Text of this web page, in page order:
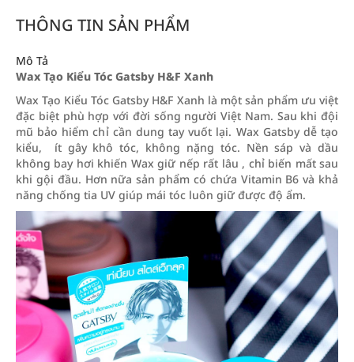
THÔNG TIN SẢN PHẨM
Mô Tả
Wax Tạo Kiểu Tóc Gatsby H&F Xanh
Wax Tạo Kiểu Tóc Gatsby H&F Xanh là một sản phẩm ưu việt
đặc biệt phù hợp với đời sống người Việt Nam. Sau khi đội
mũ bảo hiểm chỉ cần dung tay vuốt lại. Wax Gatsby dễ tạo
kiểu, ít gây khô tóc, không nặng tóc. Nền sáp và dầu
không bay hơi khiến Wax giữ nếp rất lâu , chỉ biến mất sau
khi gội đầu. Hơn nữa sản phẩm có chứa Vitamin B6 và khả
năng chống tia UV giúp mái tóc luôn giữ được độ ẩm.